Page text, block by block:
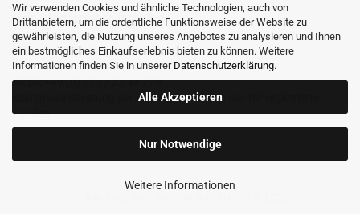
Wir verwenden Cookies und ähnliche Technologien, auch von
Drittanbietern, um die ordentliche Funktionsweise der Website zu
gewährleisten, die Nutzung unseres Angebotes zu analysieren und Ihnen
ein bestmögliches Einkaufserlebnis bieten zu können. Weitere
Informationen finden Sie in unserer Datenschutzerklärung.
Alle Akzeptieren
Nur Notwendige
Weitere Informationen
shop@lautsprecher-technik.de
Tel.: +49 (0) 36 32 / 757 876
Fax: +49 (0) 36 32 / 757 875
Mobil: +49 (0) 173 / 32 44 770
kostenlose Beratung per Email oder Telefon nur für registrierte
Kunden